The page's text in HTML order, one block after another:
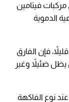
مركبات فيتامين
الدموية
فإن الفارق
يظل ضئيلاً وغير
نوع الفاكهة